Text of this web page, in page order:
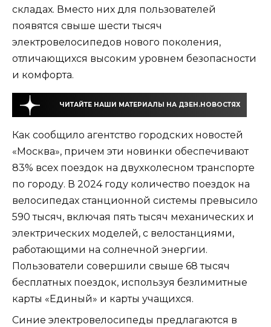
складах. Вместо них для пользователей
появятся свыше шести тысяч
электровелосипедов нового поколения,
отличающихся высоким уровнем безопасности
и комфорта.
ЧИТАЙТЕ НАШИ МАТЕРИАЛЫ НА ДЗЕН.НОВОСТЯХ
Как сообщило агентство городских новостей
«Москва», причем эти новинки обеспечивают
83% всех поездок на двухколесном транспорте
по городу. В 2024 году количество поездок на
велосипедах станционной системы превысило
590 тысяч, включая пять тысяч механических и
электрических моделей, с велостанциями,
работающими на солнечной энергии.
Пользователи совершили свыше 68 тысяч
бесплатных поездок, используя безлимитные
карты «Единый» и карты учащихся.
Синие электровелосипеды предлагаются в